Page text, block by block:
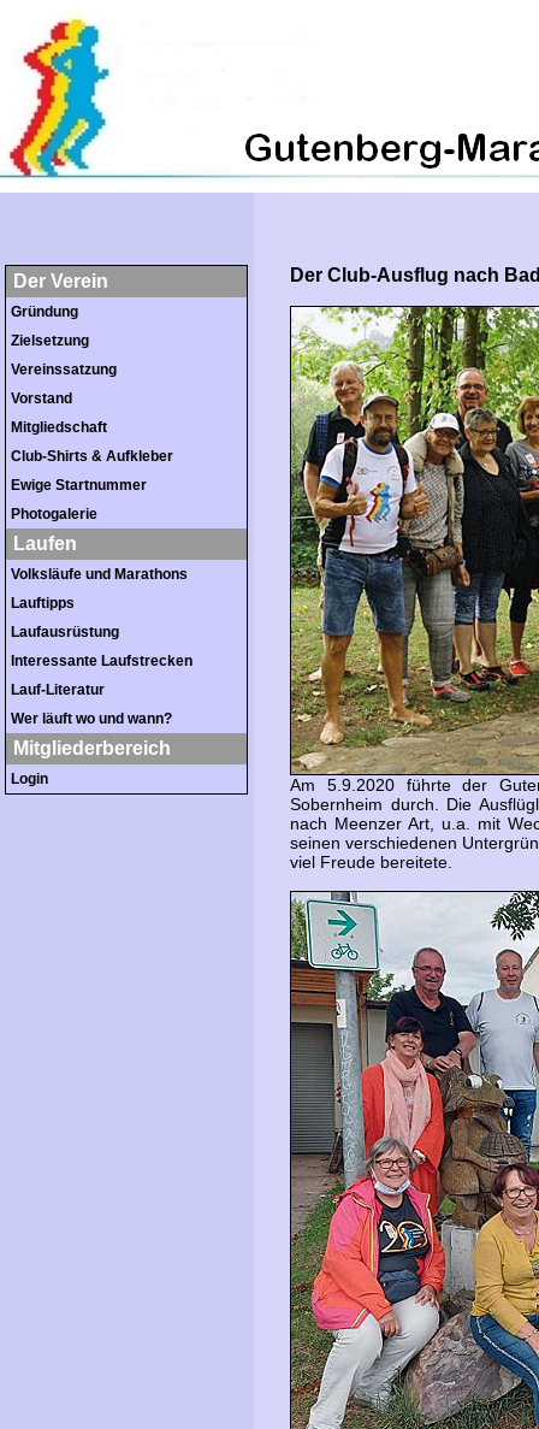
Der Verein
Gründung
Zielsetzung
Vereinssatzung
Vorstand
Mitgliedschaft
Club-Shirts & Aufkleber
Ewige Startnummer
Photogalerie
Laufen
Volksläufe und Marathons
Lauftipps
Laufausrüstung
Interessante Laufstrecken
Lauf-Literatur
Wer läuft wo und wann?
Mitgliederbereich
Login
Der Club-Ausflug nach
Am 5.9.2020 führte der
Sobernheim durch. Die
nach Meenzer Art, u.a. mit
seinen verschiedenen
viel Freude bereitete.